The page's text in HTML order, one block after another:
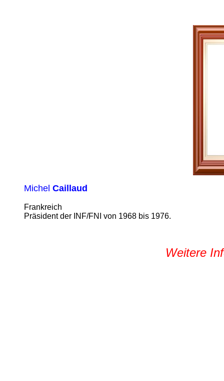
Michel Caillaud
Frankreich
Präsident der INF/FNI von 1968 bis 1976.
Weitere